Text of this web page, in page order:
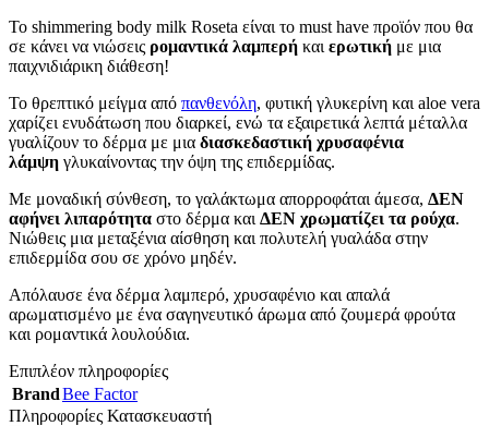
Το shimmering body milk Roseta είναι το must have προϊόν που θα
σε κάνει να νιώσεις ρομαντικά λαμπερή και ερωτική με μια
παιχνιδιάρικη διάθεση!
Το θρεπτικό μείγμα από πανθενόλη, φυτική γλυκερίνη και aloe vera
χαρίζει ενυδάτωση που διαρκεί, ενώ τα εξαιρετικά λεπτά μέταλλα
γυαλίζουν το δέρμα με μια διασκεδαστική χρυσαφένια
λάμψη γλυκαίνοντας την όψη της επιδερμίδας.
Με μοναδική σύνθεση, το γαλάκτωμα απορροφάται άμεσα, ΔΕΝ
αφήνει λιπαρότητα στο δέρμα και ΔΕΝ χρωματίζει τα ρούχα.
Νιώθεις μια μεταξένια αίσθηση και πολυτελή γυαλάδα στην
επιδερμίδα σου σε χρόνο μηδέν.
Απόλαυσε ένα δέρμα λαμπερό, χρυσαφένιο και απαλά
αρωματισμένο με ένα σαγηνευτικό άρωμα από ζουμερά φρούτα
και ρομαντικά λουλούδια.
Επιπλέον πληροφορίες
BrandBee Factor
Πληροφορίες Κατασκευαστή